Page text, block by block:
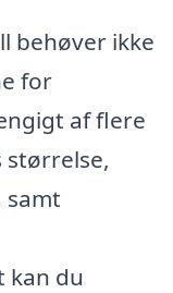
behøver ikke
for
af flere
samt
kan du